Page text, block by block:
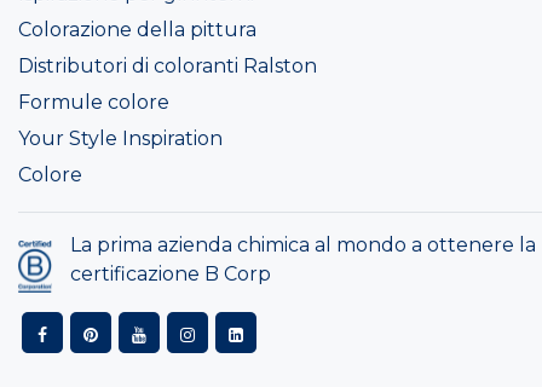
Colorazione della pittura
Distributori di coloranti Ralston
Formule colore
Your Style Inspiration
Colore
La prima azienda chimica al mondo a ottenere la
certificazione B Corp